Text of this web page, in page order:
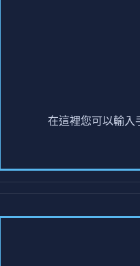
在這裡您可以輸入